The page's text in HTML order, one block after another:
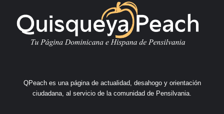
QPeach es una página de actualidad, desahogo y orientación
ciudadana, al servicio de la comunidad de Pensilvania.